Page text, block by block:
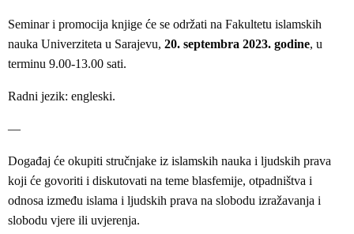
Seminar i promocija knjige će se održati na Fakultetu islamskih
nauka Univerziteta u Sarajevu, 20. septembra 2023. godine, u
terminu 9.00-13.00 sati.
Radni jezik: engleski.
—
Događaj će okupiti stručnjake iz islamskih nauka i ljudskih prava
koji će govoriti i diskutovati na teme blasfemije, otpadništva i
odnosa između islama i ljudskih prava na slobodu izražavanja i
slobodu vjere ili uvjerenja.